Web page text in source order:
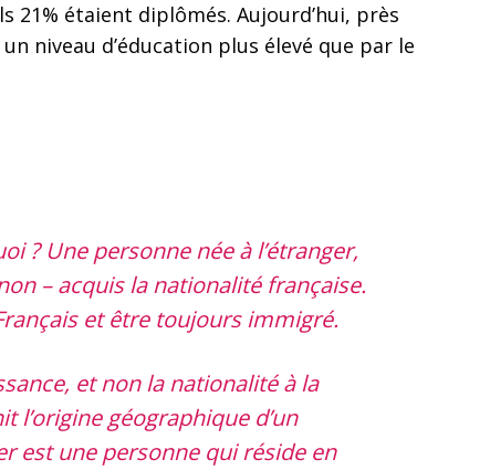
21% étaient diplômés. Aujourd’hui, près
niveau d’éducation plus élevé que par le
? Une personne née à l’étranger,
– acquis la nationalité française.
et être toujours immigré.
et non la nationalité à la
l’origine géographique d’un
est une personne qui réside en